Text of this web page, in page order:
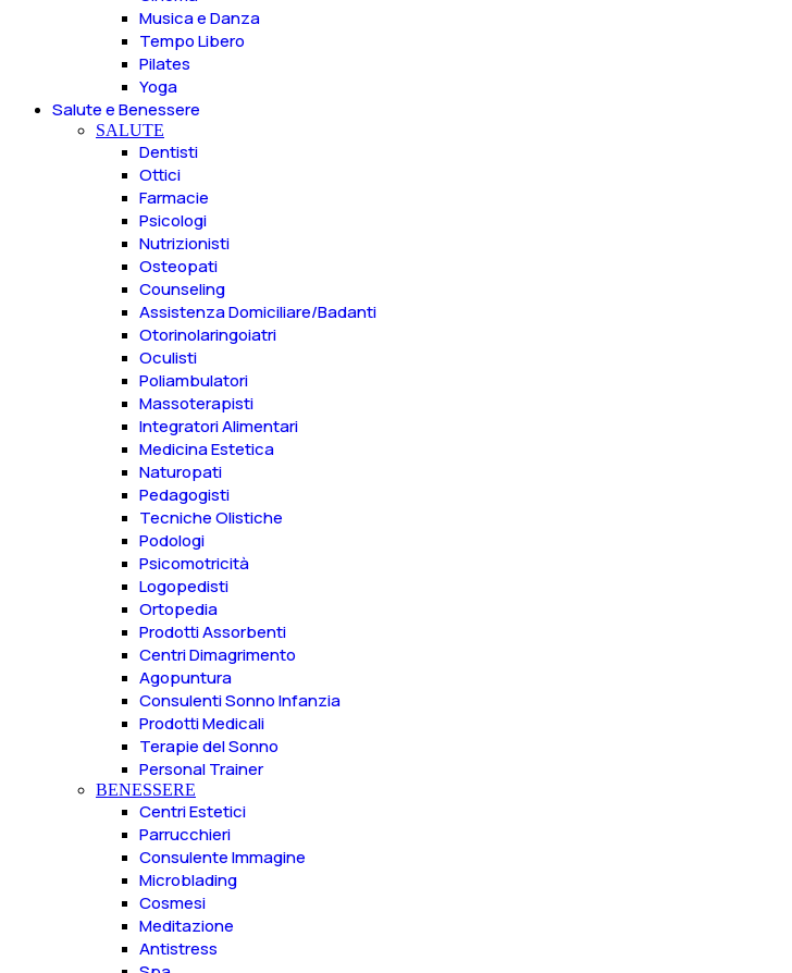
Musica e Danza
Tempo Libero
Pilates
Yoga
Salute e Benessere
SALUTE
Dentisti
Ottici
Farmacie
Psicologi
Nutrizionisti
Osteopati
Counseling
Assistenza Domiciliare/Badanti
Otorinolaringoiatri
Oculisti
Poliambulatori
Massoterapisti
Integratori Alimentari
Medicina Estetica
Naturopati
Pedagogisti
Tecniche Olistiche
Podologi
Psicomotricità
Logopedisti
Ortopedia
Prodotti Assorbenti
Centri Dimagrimento
Agopuntura
Consulenti Sonno Infanzia
Prodotti Medicali
Terapie del Sonno
Personal Trainer
BENESSERE
Centri Estetici
Parrucchieri
Consulente Immagine
Microblading
Cosmesi
Meditazione
Antistress